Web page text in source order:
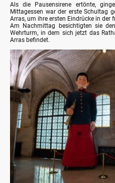
Als die Pausensirene ertönte,
Mittagessen war der erste Schultag
Arras, um ihre ersten Eindrücke in der
Am Nachmittag besichtigten sie
Wehrturm, in dem sich jetzt das
Arras befindet.